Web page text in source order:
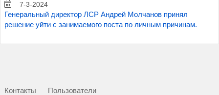
7-3-2024
Генеральный директор ЛСР Андрей Молчанов принял
решение уйти с занимаемого поста по личным причинам.
Контакты Пользователи